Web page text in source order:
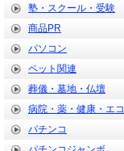
塾・スクール・受験
商品PR
パソコン
ペット関連
葬儀・墓地・仏壇
病院・薬・健康・エコ
パチンコ